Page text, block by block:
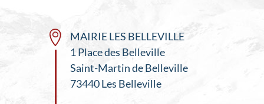
MAIRIE LES BELLEVILLE
1 Place des Belleville
Saint-Martin de Belleville
73440 Les Belleville